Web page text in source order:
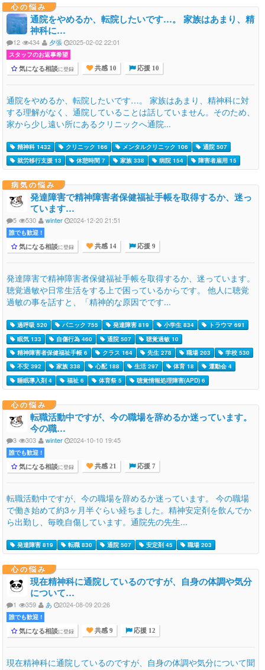
心の悩み
通院をやめるか、転院したいです…。 家族はあまり、精
神科に…
12 434 夕張 2025-02-02 22:01
スタッフのお返事希望
気になる相談に登録 共感 10 応援 10
通院をやめるか、転院したいです…。 家族はあまり、精神科に対
する理解がなく、通院していることは話していません。そのため、
家から少し遠い所にあるクリニックへ通院...
精神科 1432 クリニック 166 メンタルクリニック 106
通院 507
就労移行支援 13
休憩時間 7 家族 338 病院 154 障害者雇用 15
病気の悩み
発達障害で精神障害者保健福祉手帳を取得するか、迷っ
ています…
5 530 winter 2024-12-20 21:51
誰でも歓迎 !
気になる相談に登録 共感 14 応援 9
発達障害で精神障害者保健福祉手帳を取得するか、迷っています。
聴覚過敏や日常生活をする上で困っているからです。 他人に聴覚
過敏の事を話すと、「精神的な原因でです...
過呼吸 520 パニック 755 発達障害 819 小学生 834
トラウマ 691
眠気 133
自傷行為 460 通院 507
聴覚過敏 10
精神障害者保健福祉手帳 6
クラス 164 先生 278 職場 203
学校 530
不安 392
家族 338 心配 188 生活 297 体育 18
運動会 4
睡眠導入剤 4
福祉 6 体育祭 5 聴覚情報処理障害(APD) 6
心の悩み
転職活動中ですが、今の職場を辞めるか迷っています。
今の職…
3 303 winter 2024-10-10 19:45
誰でも歓迎 !
気になる相談に登録 共感 21 応援 7
転職活動中ですが、今の職場を辞めるか迷っています。 今の職場
で働き始めて約3ヶ月半ぐらい経ちました。精神安定剤を飲んでか
ら出勤し、毎晩自傷しています。通院先の先生...
発達障害 819 転職 830 通院 507 安定剤 45 職場 203
心の悩み
現在精神科に通院しているのですが、自身の体調や気分
について…
1 359 あ 2024-08-09 20:26
誰でも歓迎 !
気になる相談に登録 共感 9 応援 12
現在精神科に通院しているのですが、自身の体調や気分について聞